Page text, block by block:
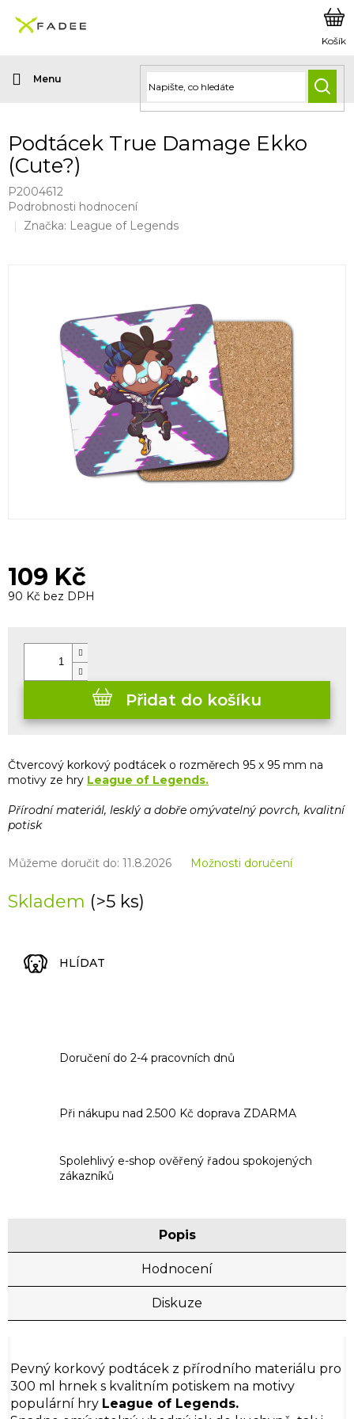
obsah
Podtácek True Damage Ekko
(Cute?)
P2004612
Průměrné
hodnocení
Podrobnosti hodnocení
Značka: League of Legends
109 Kč
90 Kč bez DPH
Skladem (>5 ks)
Můžeme doručit do: 11.8.2026 Možnosti doručení
Přidat do košíku
Čtvercový korkový podtácek o rozměrech 95 x 95 mm na
motivy ze hry League of Legends.
Přírodní materiál, lesklý a dobře omývatelný povrch, kvalitní
potisk
HLÍDAT
Doručení do 2-4 pracovních dnů
Při nákupu nad 2.500 Kč doprava ZDARMA
Spolehlivý e-shop ověřený řadou spokojených
zákazníků
Popis
Hodnocení
Diskuze
Pevný korkový podtácek z přírodního materiálu pro
300 ml hrnek s kvalitním potiskem na motivy
populární hry League of Legends.